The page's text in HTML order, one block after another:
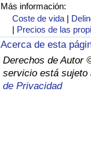
Más información:
Coste de vida |
| Precios de las
Acerca de esta
Derechos de Autor
servicio está sujeto
de Privacidad
Índice de costo
en aqaba
Índice de Precios
Índice de calidad
Delincuencia
Calificación del
(Actual)